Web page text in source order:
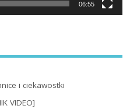
06:55
i ciekawostki
VIDEO]